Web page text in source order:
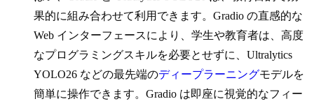
果的に組み合わせて利用できます。Gradio の直感的な
Web インターフェースにより、学生や教育者は、高度
なプログラミングスキルを必要とせずに、Ultralytics
YOLO26 などの最先端のディープラーニングモデルを
簡単に操作できます。Gradio は即座に視覚的なフィー